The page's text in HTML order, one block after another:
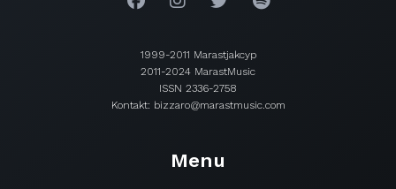
1999-2011 Marastjakcyp
2011-2024 MarastMusic
ISSN 2336-2758
Kontakt: bizzaro@marastmusic.com
Menu